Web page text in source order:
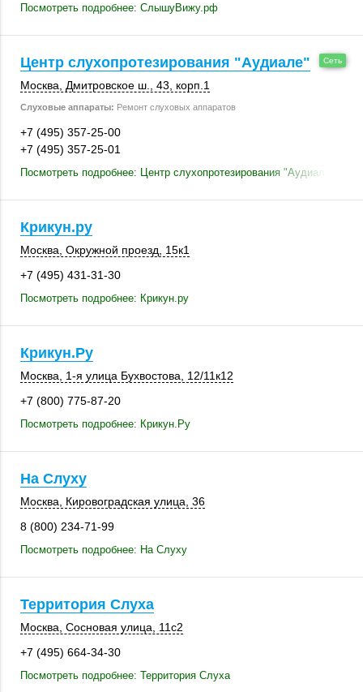
Посмотреть подробнее: СлышуВижу.рф
Центр слухопротезирования "Аудиале"
Москва Дмитровское ш., 43 корп.1
Слуховые аппараты: Ремонт слуховых аппаратов
+7 (495) 357-25-00
+7 (495) 357-25-01
Посмотреть подробнее: Центр слухопротезирования "Аудиале"
Крикун.ру
Москва Окружной проезд
15к1
+7 (495) 431-31-30
Посмотреть подробнее: Крикун.ру
Крикун.Ру
Москва , 1-я улица Бухвостова, 12/11к12
+7 (800) 775-87-20
Посмотреть подробнее: Крикун.Ру
На Слуху
Москва , Кировоградская улица, 36
8 (800) 234-71-99
Посмотреть подробнее: На Слуху
Территория Слуха
Москва Сосновая улица
11с2
+7 (495) 664-34-30
Посмотреть подробнее: Территория Слуха